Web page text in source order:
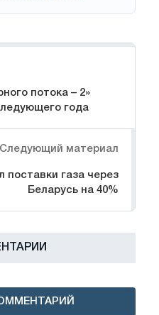
потока – 2»
года
Следующий материал
поставки газа через
Беларусь на 40%